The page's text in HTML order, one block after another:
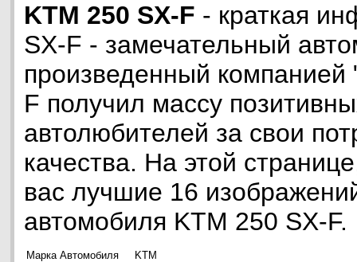
KTM 250 SX-F - краткая
SX-F - замечательный
произведенный компанией
F получил массу
автолюбителей за свои
качества. На этой
вас лучшие 16
автомобиля KTM 250 SX-F.
Марка Автомобиля
KTM